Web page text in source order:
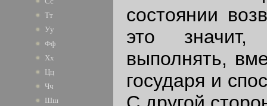
Тт
Уу
Фф
Хх
Цц
Чч
Шш
состоянии
это
выполнять,
государя и